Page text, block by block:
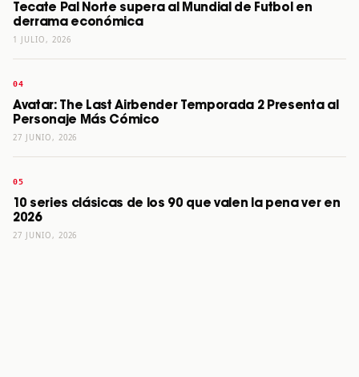
Tecate Pal Norte supera al Mundial de Futbol en
derrama económica
1 JULIO, 2026
Avatar: The Last Airbender Temporada 2 Presenta al
Personaje Más Cómico
27 JUNIO, 2026
10 series clásicas de los 90 que valen la pena ver en
2026
27 JUNIO, 2026